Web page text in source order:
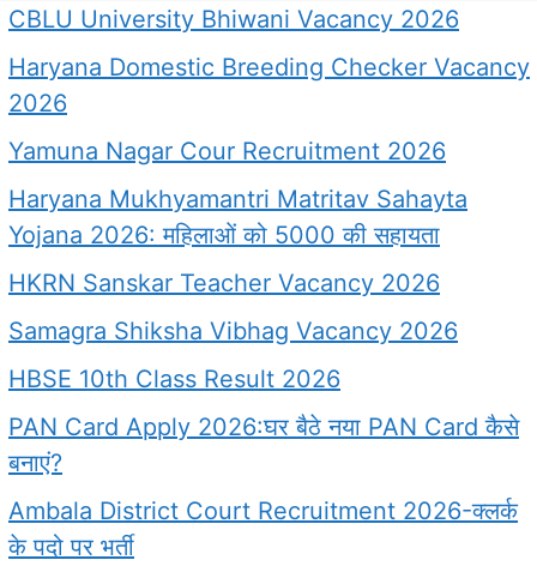
CBLU University Bhiwani Vacancy 2026
Haryana Domestic Breeding Checker Vacancy
2026
Yamuna Nagar Cour Recruitment 2026
Haryana Mukhyamantri Matritav Sahayta
Yojana 2026: महिलाओं को 5000 की सहायता
HKRN Sanskar Teacher Vacancy 2026
Samagra Shiksha Vibhag Vacancy 2026
HBSE 10th Class Result 2026
PAN Card Apply 2026:घर बैठे नया PAN Card कैसे
बनाएं?
Ambala District Court Recruitment 2026-क्लर्क
के पदो पर भर्ती